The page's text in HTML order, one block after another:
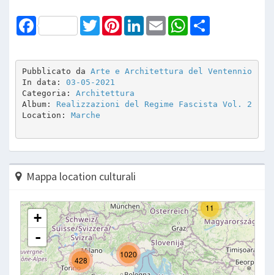
Facebook TwitterPinterestLinkedInEmail WhatsApp
Pubblicato da Arte e Architettura del Ventennio
In data: 03-05-2021
Categoria: Architettura
Album: Realizzazioni del Regime Fascista Vol. 2
Location: Marche
Mappa location culturali